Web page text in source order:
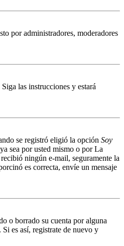
por administradores, moderadores
Siga las instrucciones y estará
se registró eligió la opción Soy
sea por usted mismo o por La
ningún e-mail, seguramente la
es correcta, envíe un mensaje
o borrado su cuenta por alguna
es así, registrate de nuevo y